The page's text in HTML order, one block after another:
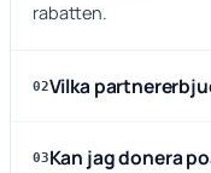
rabatten.
02Vilka
03Kan jag donera